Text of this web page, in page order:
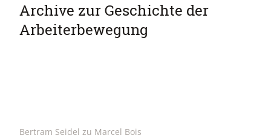
Archive zur Geschichte der
Arbeiterbewegung
Bertram Seidel zu Marcel Bois